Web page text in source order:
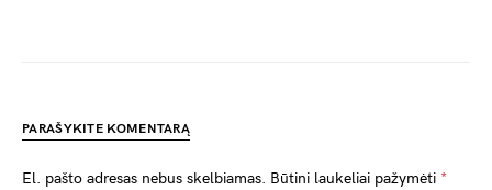
PARAŠYKITE KOMENTARĄ
El. pašto adresas nebus skelbiamas. Būtini laukeliai pažymėti *